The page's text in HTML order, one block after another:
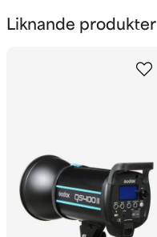
Liknande produkter
email
Mejladress